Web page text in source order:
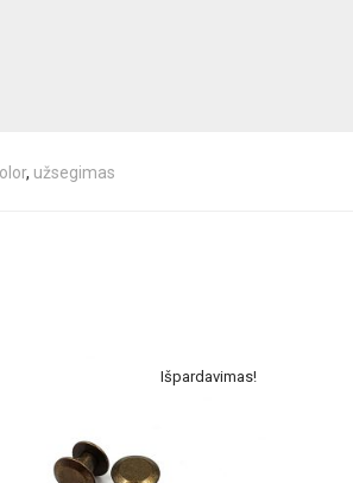
, užsegimas
Išpardavimas!